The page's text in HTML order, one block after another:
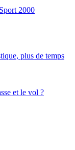
2000
plus de temps
et le vol ?